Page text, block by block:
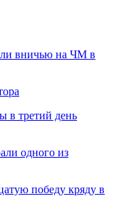
вничью на ЧМ в
в третий день
одного из
победу кряду в